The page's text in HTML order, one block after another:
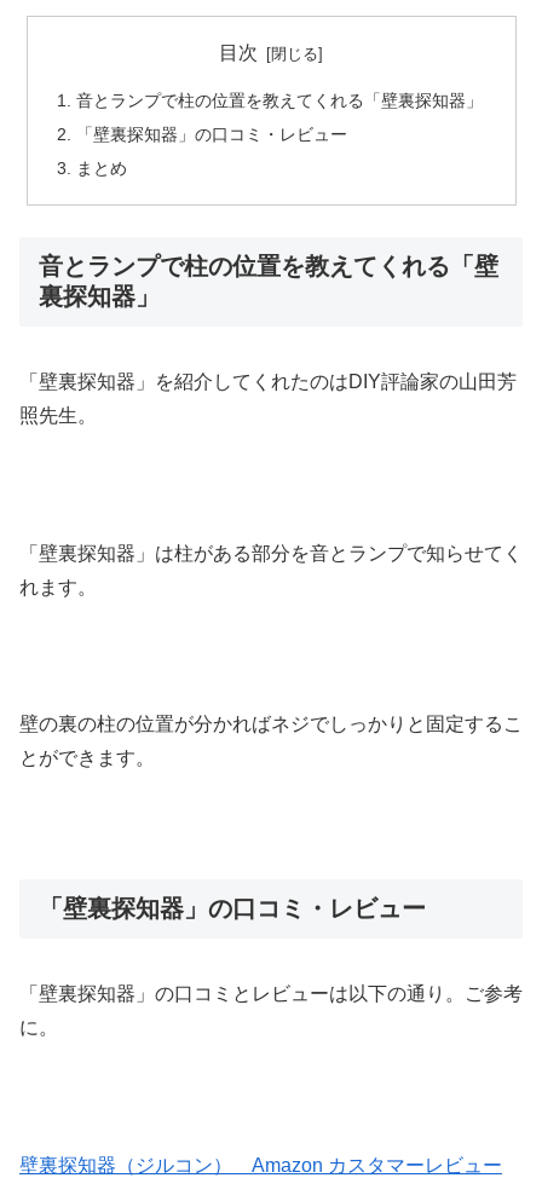
目次
音とランプで柱の位置を教えてくれる「壁裏探知器」
「壁裏探知器」の口コミ・レビュー
まとめ
音とランプで柱の位置を教えてくれる「壁
裏探知器」
「壁裏探知器」を紹介してくれたのはDIY評論家の山田芳
照先生。
「壁裏探知器」は柱がある部分を音とランプで知らせてく
れます。
壁の裏の柱の位置が分かればネジでしっかりと固定するこ
とができます。
「壁裏探知器」の口コミ・レビュー
「壁裏探知器」の口コミとレビューは以下の通り。ご参考
に。
壁裏探知器（ジルコン） Amazon カスタマーレビュー